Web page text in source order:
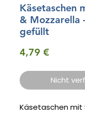
Käsetaschen
& Mozzarella
gefüllt
4,79 €Preis
Nicht
Käsetaschen mit